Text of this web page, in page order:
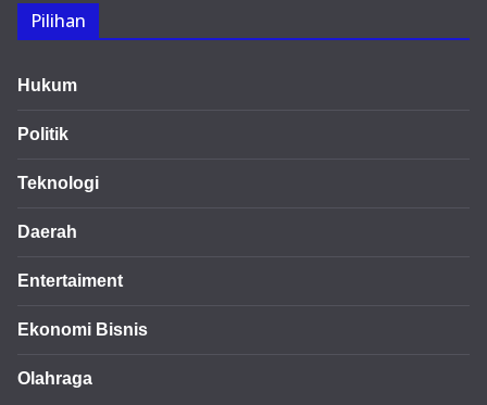
Pilihan
Hukum
Politik
Teknologi
Daerah
Entertaiment
Ekonomi Bisnis
Olahraga